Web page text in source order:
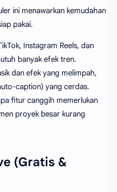
ini menawarkan kemudahan
pakai.
Instagram Reels, dan
banyak efek tren.
dan efek yang melimpah,
caption) yang cerdas.
fitur canggih memerlukan
proyek besar kurang
(Gratis &